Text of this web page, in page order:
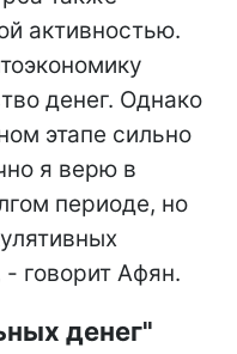
активностью.
денег. Однако
этапе сильно
я верю в
периоде, но
говорит Афян.
денег"